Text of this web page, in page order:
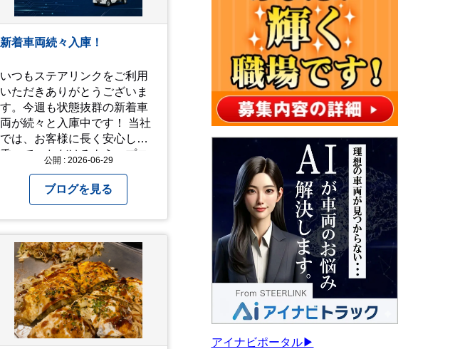
新着車両続々入庫！
いつもステアリンクをご利用
いただきありがとうございま
す。今週も状態抜群の新着車
両が続々と入庫中です！ 当社
では、お客様に長く安心して
乗っていただけるよう、プロ
りを細かくチェック。確かな
「高品質」と納得できた即戦
力車両のみを厳選して仕入れ
ています。自慢のラインナッ
プを、ぜひお早めにご確認く
ださい！
公開 : 2026-06-29
ブログを見る
アイナビポータル▶